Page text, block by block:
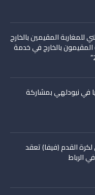
للمغاربة المقيمين بالخارج
المقيمون بالخارج في خدمة
في نيودلهي بمشاركة
لكرة القدم (فيفا) تعقد
الرباط